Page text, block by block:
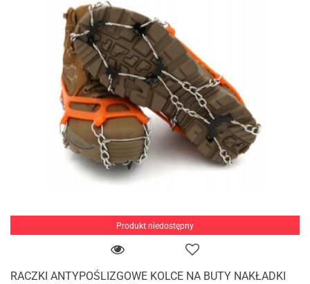
Produkt niedostępny
RACZKI ANTYPOŚLIZGOWE KOLCE NA BUTY NAKŁADKI